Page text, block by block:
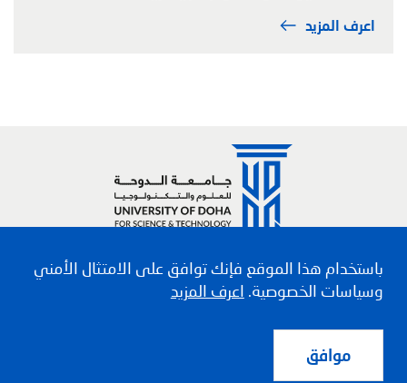
اعرف المزيد
Social media links
جامعة الدوحة للعلوم والتكنولوجيا – قطر @ 2026
باستخدام هذا الموقع فإنك توافق على الامتثال الأمني
وسياسات الخصوصية. اعرف المزيد
موافق